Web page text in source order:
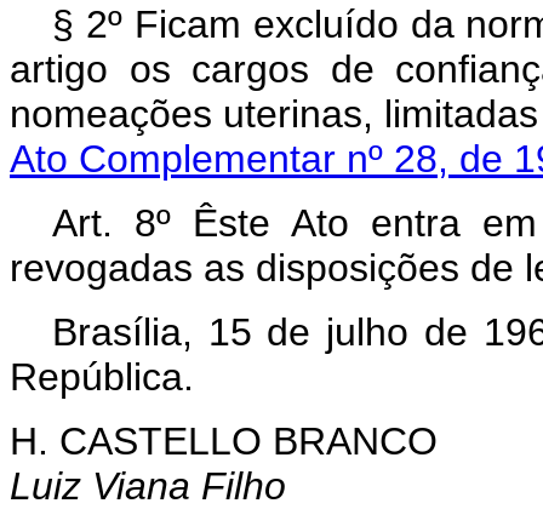
§ 2º Ficam excluído da
artigo os cargos de
nomeações uterinas,
Ato Complementar nº 28, de
Art. 8º Êste Ato entra
revogadas as disposições de
Brasília, 15 de julho de
República.
H. CASTELLO BRANCO
Luiz Viana Filho